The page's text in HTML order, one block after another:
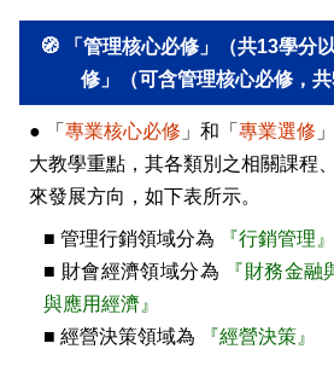
購物中心認證課程
IOPCA認證課程
30+大學試辦計畫學分學程
畢業學分配置
學分抵免及減修申請
課程地圖
課程地圖主頁
專業基礎必選修與領域
🧭 「管理核心必修」（共13學分
修」（可含管理核心必修，共
● 「 專業核心必修 」和「 專業選修
大教學重點，其各類別之相關課程
來發展方向，如下表所示。
■ 管理行銷領域分為 『行銷管理』
■ 財會經濟領域分為
『財務金融
與應用經濟』
■ 經營決策領域為
『經營決策』